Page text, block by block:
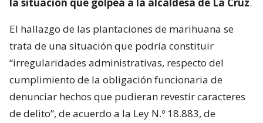
la situación que golpea a la alcaldesa de La Cruz.
El hallazgo de las plantaciones de marihuana se
trata de una situación que podría constituir
“irregularidades administrativas, respecto del
cumplimiento de la obligación funcionaria de
denunciar hechos que pudieran revestir caracteres
de delito”, de acuerdo a la Ley N.º 18.883, de